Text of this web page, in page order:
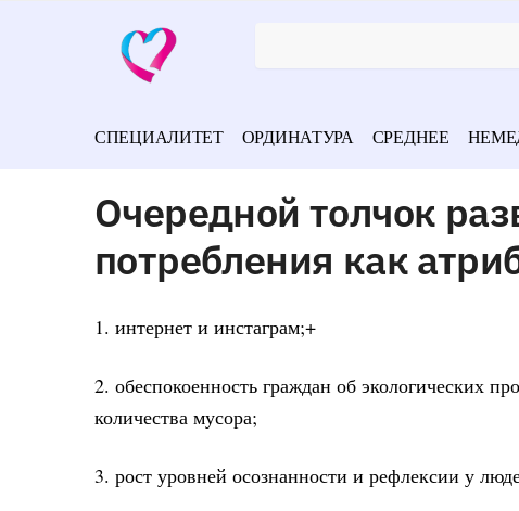
СПЕЦИАЛИТЕТ ОРДИНАТУРА СРЕДНЕЕ
Очередной толчок
потребления как
1. интернет и инстаграм;+
2. обеспокоенность граждан об экологических
количества мусора;
3. рост уровней осознанности и рефлексии у